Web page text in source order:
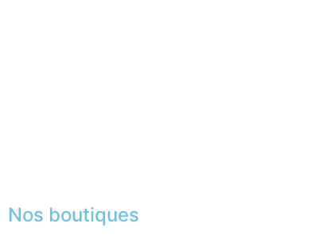
Nos boutiques